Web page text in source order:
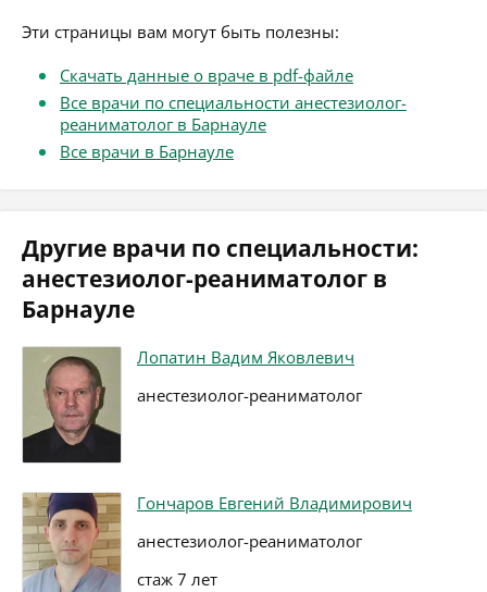
Эти страницы вам могут быть полезны:
Скачать данные о враче в pdf-файле
Все врачи по специальности анестезиолог-
реаниматолог в Барнауле
Все врачи в Барнауле
Другие врачи по специальности:
анестезиолог-реаниматолог в
Барнауле
Лопатин Вадим Яковлевич
анестезиолог-реаниматолог
Гончаров Евгений Владимирович
анестезиолог-реаниматолог
стаж 7 лет